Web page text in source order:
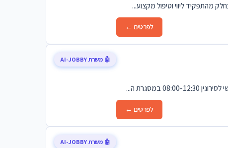
לפרטים ←
לפרטים ←
🤖 משרת AI-JOBBY
🤖 משרת AI-JOBBY